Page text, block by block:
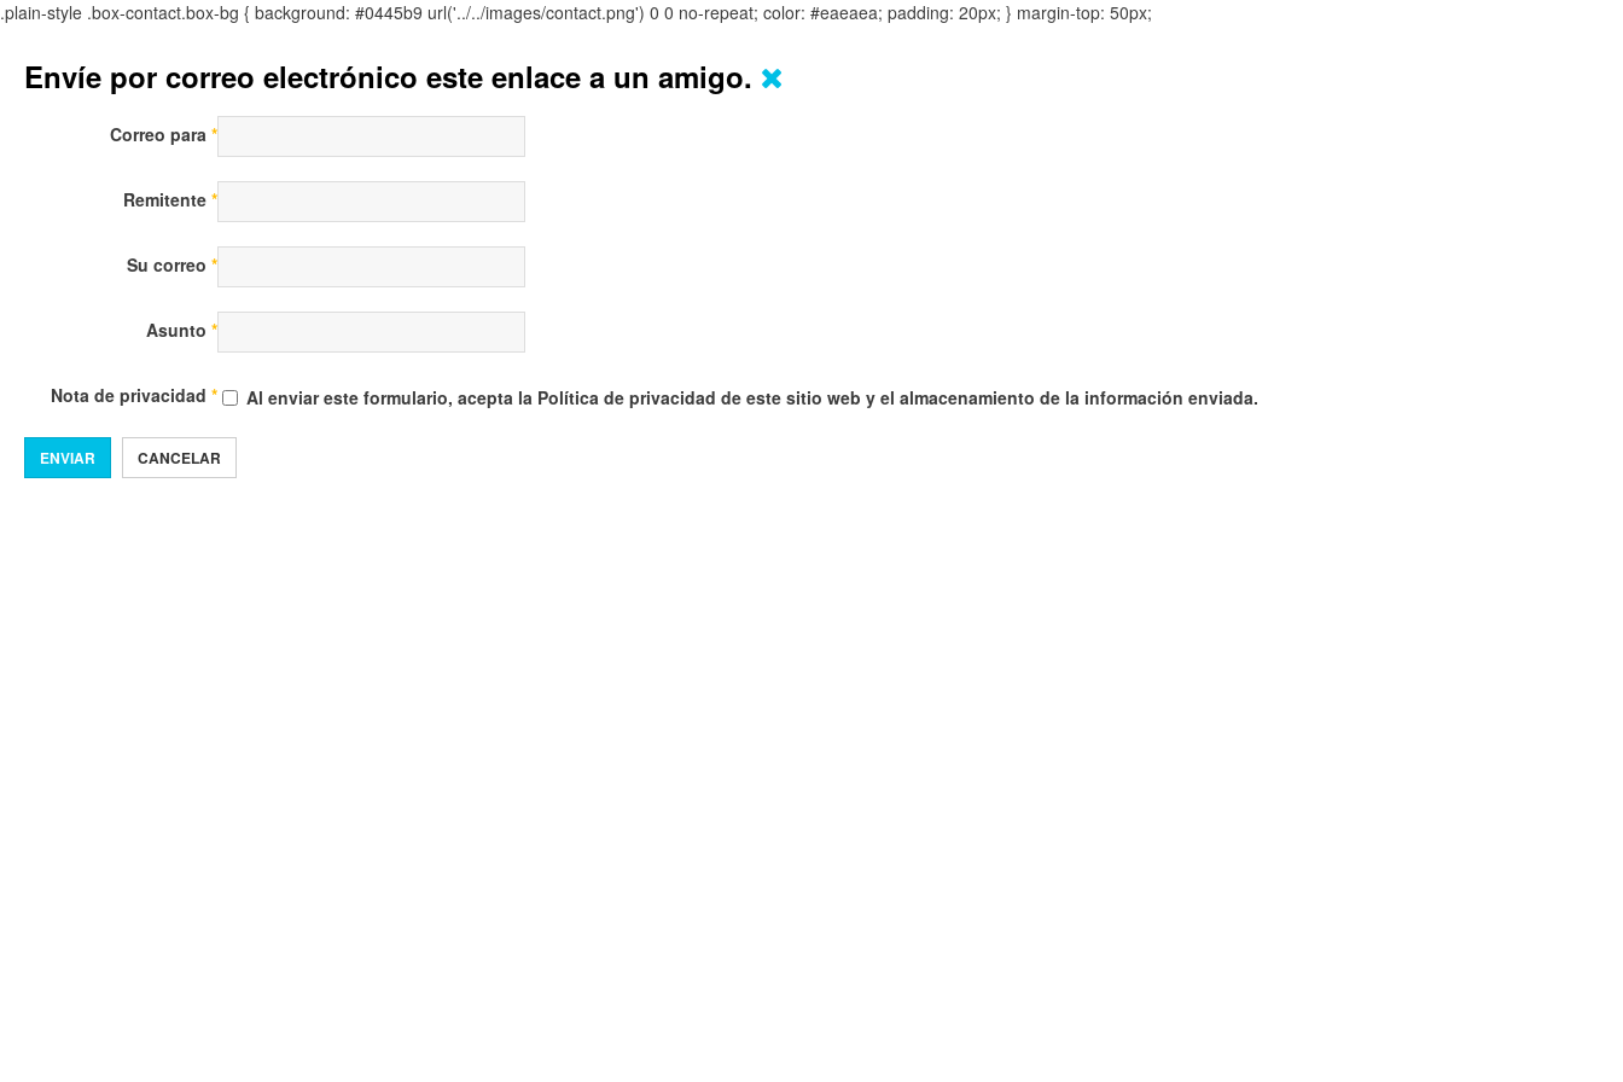
.plain-style .box-contact.box-bg { background: #0445b9 url('../../images/contact.png') 0 0 no-repeat; color: #eaeaea; padding: 20px; } margin-top: 50px;
Envíe por correo electrónico este enlace a un amigo.
Correo para *
Remitente *
Su correo *
Asunto *
Nota de privacidad * Al enviar este formulario, acepta la Política de privacidad de este sitio web y el almacenamiento de la información enviada.
ENVIAR CANCELAR